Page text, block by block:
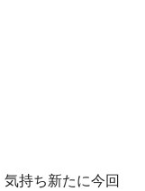
持ち新たに今回